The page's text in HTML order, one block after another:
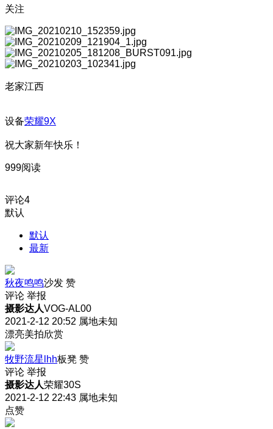
关注
老家江西
设备荣耀9X
祝大家新年快乐！
999阅读
评论4
默认
默认
最新
秋夜鸣鸣沙发 赞
评论 举报
摄影达人VOG-AL00
2021-2-12 20:52 属地未知
漂亮美拍欣赏
牧野流星lhh板凳 赞
评论 举报
摄影达人荣耀30S
2021-2-12 22:43 属地未知
点赞